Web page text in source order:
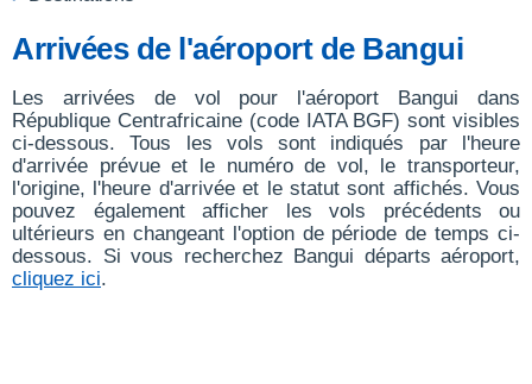
Arrivées de l'aéroport de Bangui
Les arrivées de vol pour l'aéroport Bangui dans
République Centrafricaine (code IATA BGF) sont visibles
ci-dessous. Tous les vols sont indiqués par l'heure
d'arrivée prévue et le numéro de vol, le transporteur,
l'origine, l'heure d'arrivée et le statut sont affichés. Vous
pouvez également afficher les vols précédents ou
ultérieurs en changeant l'option de période de temps ci-
dessous. Si vous recherchez Bangui départs aéroport,
cliquez ici.